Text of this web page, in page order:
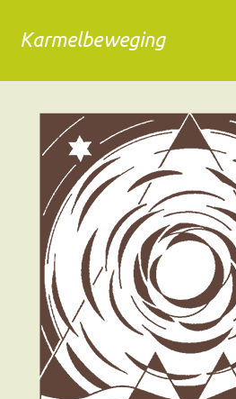
Karmelbeweging